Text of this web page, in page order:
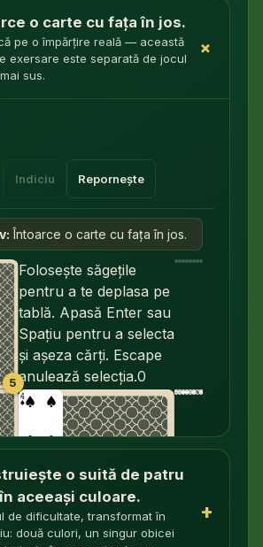
o carte cu fața în jos.
pe o împărțire reală — această
exersare este separată de jocul
sus.
+
Indiciu Repornește
Întoarce o carte cu fața în jos.
Folosește săgețile
pentru a te deplasa pe
tablă. Apasă Enter sau
Spațiu pentru a selecta
și așeza cărți. Escape
anulează selecția.0
5
o suită de patru
aceeași culoare.
de dificultate, transformat în
două culori, un singur obicei
+